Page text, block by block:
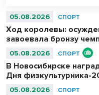
спорта, управления
05.08.2026 СПОРТ
Ход королевы:
завоевала бронзу
05.08.2026 СПОРТ
В Новосибирске
Дня физкультурника-
05.08.2026 СПОРТ